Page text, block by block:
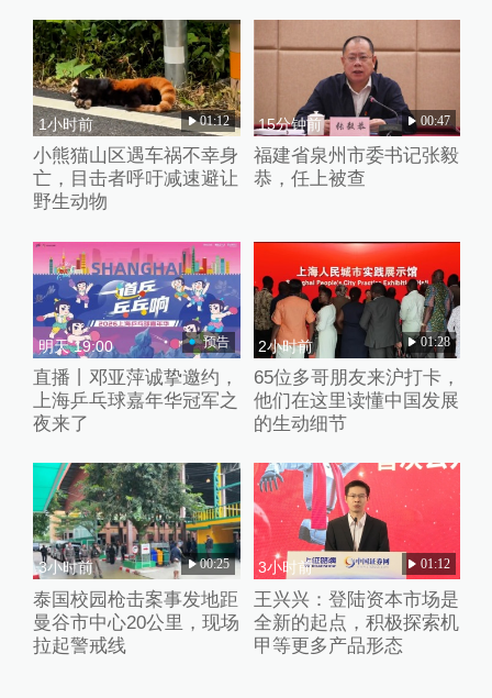
1小时前 01:12
小熊猫山区遇车祸不幸身
亡，目击者呼吁减速避让
野生动物
15分钟前 00:47
福建省泉州市委书记张毅
恭，任上被查
明天 19:00 预告
直播丨邓亚萍诚挚邀约，
上海乒乓球嘉年华冠军之
夜来了
2小时前 01:28
65位多哥朋友来沪打卡，
他们在这里读懂中国发展
的生动细节
3小时前 00:25
泰国校园枪击案事发地距
曼谷市中心20公里，现场
拉起警戒线
3小时前 01:12
王兴兴：登陆资本市场是
全新的起点，积极探索机
甲等更多产品形态